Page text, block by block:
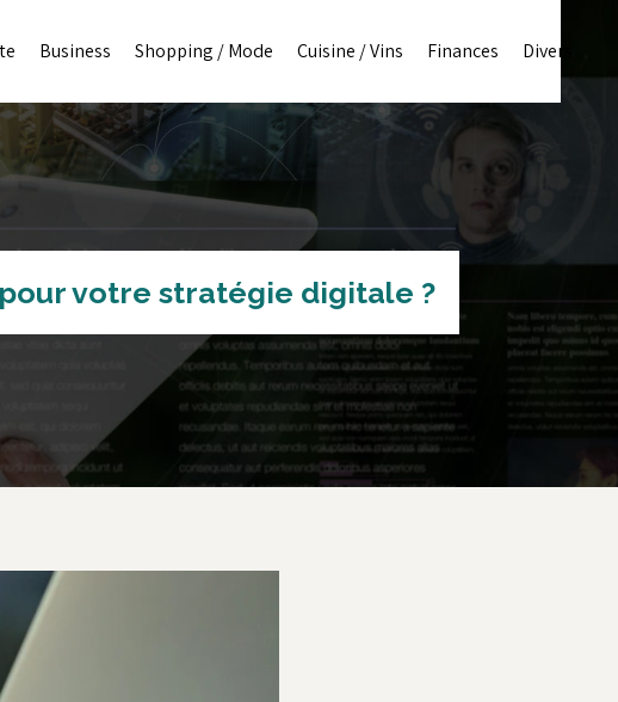
Business Shopping / Mode Cuisine / Vins Finances Divers
votre stratégie digitale ?